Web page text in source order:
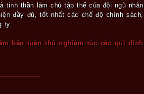
tinh thần làm chủ tập thể của đội ngũ nhân
đầy đủ, tốt nhất các chế độ chính sách,
ty.
bảo tuân thủ nghiêm túc các qui định